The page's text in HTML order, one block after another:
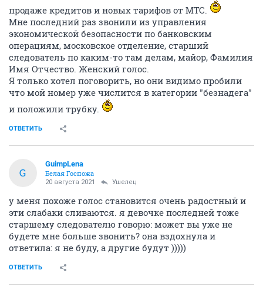
продаже кредитов и новых тарифов от МТС.
Мне последний раз звонили из управления
экономической безопасности по банковским
операциям, московское отделение, старший
следователь по каким-то там делам, майор, Фамилия
Имя Отчество. Женский голос.
Я только хотел поговорить, но они видимо пробили
что мой номер уже числится в категории "безнадега"
и положили трубку.
ОТВЕТИТЬ
G
GuimpLena
Белая Госпожа
20 августа 2021 Ушелец
у меня похоже голос становится очень радостный и
эти слабаки сливаются. я девочке последней тоже
старшему следователю говорю: может вы уже не
будете мне больше звонить? она вздохнула и
ответила: я не буду, а другие будут )))))
ОТВЕТИТЬ